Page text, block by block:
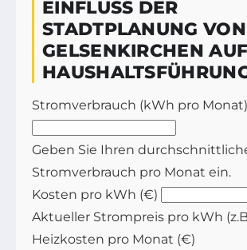
EINFLUSS DER
STADTPLANUNG VON
GELSENKIRCHEN
Stromverbrauch (kWh pro Monat)
Geben Sie Ihren
Stromverbrauch pro Monat ein.
Kosten pro kWh (€)
Aktueller Strompreis pro kWh
Heizkosten pro Monat (€)